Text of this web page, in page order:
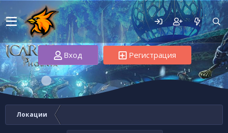
Вход Регистрация
Локации